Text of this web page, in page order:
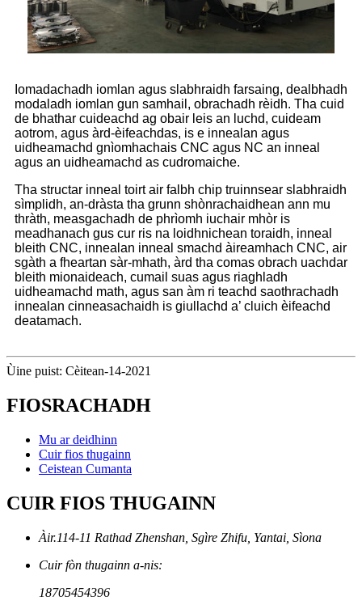
Iomadachadh iomlan agus slabhraidh farsaing, dealbhadh
modaladh iomlan gun samhail, obrachadh rèidh. Tha cuid
de bhathar cuideachd ag obair leis an luchd, cuideam
aotrom, agus àrd-èifeachdas, is e innealan agus
uidheamachd gnìomhachais CNC agus NC an inneal
agus an uidheamachd as cudromaiche.
Tha structar inneal toirt air falbh chip truinnsear slabhraidh
sìmplidh, an-dràsta tha grunn shònrachaidhean ann mu
thràth, measgachadh de phrìomh iuchair mhòr is
meadhanach gus cur ris na loidhnichean toraidh, inneal
bleith CNC, innealan inneal smachd àireamhach CNC, air
sgàth a fheartan sàr-mhath, àrd tha comas obrach uachdar
bleith mionaideach, cumail suas agus riaghladh
uidheamachd math, agus san àm ri teachd saothrachadh
innealan cinneasachaidh is giullachd a’ cluich èifeachd
deatamach.
Ùine puist: Cèitean-14-2021
FIOSRACHADH
Mu ar deidhinn
Cuir fios thugainn
Ceistean Cumanta
CUIR FIOS THUGAINN
Àir.114-11 Rathad Zhenshan, Sgìre Zhifu, Yantai, Sìona
Cuir fòn thugainn a-nis:
18705454396